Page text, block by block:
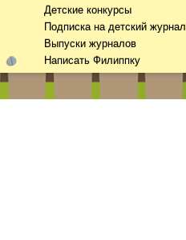
Детские конкурсы
Подписка на детский журнал
Выпуски журналов
Написать Филиппку